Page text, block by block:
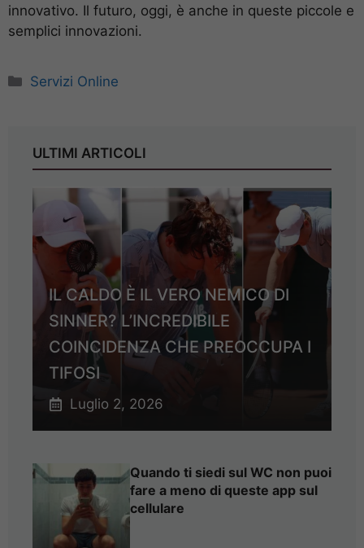
innovativo. Il futuro, oggi, è anche in queste piccole e
semplici innovazioni.
Categorie
Servizi Online
ULTIMI ARTICOLI
IL CALDO È IL VERO NEMICO DI
SINNER? L’INCREDIBILE
COINCIDENZA CHE PREOCCUPA I
TIFOSI
Luglio 2, 2026
Quando ti siedi sul WC non puoi
fare a meno di queste app sul
cellulare